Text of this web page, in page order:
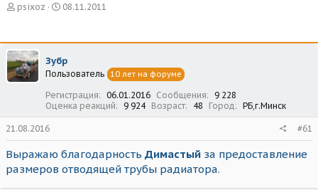
А
о
р
т
е
psixoz
Д
а
а
ч
л
а
08.11.2011
Зубр
Пользователь 10 лет на форуме
Регистрация 06.01.2016 Сообщения
9 228
Оценка реакций
9 924 Возраст 48 Город РБ,г.Минск
21.08.2016 #61
Выражаю благодарность Димастый за предоставление
размеров отводящей трубы радиатора.